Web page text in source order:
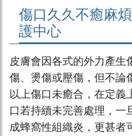
傷口久久不癒麻
護中心
皮膚會因各式的外力產生
傷、燙傷或壓傷，但不論
以上傷口未癒合，在定義
口若持續未完善處理，一
成蜂窩性組織炎，更甚者